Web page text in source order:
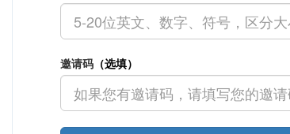
邀请码（选填）